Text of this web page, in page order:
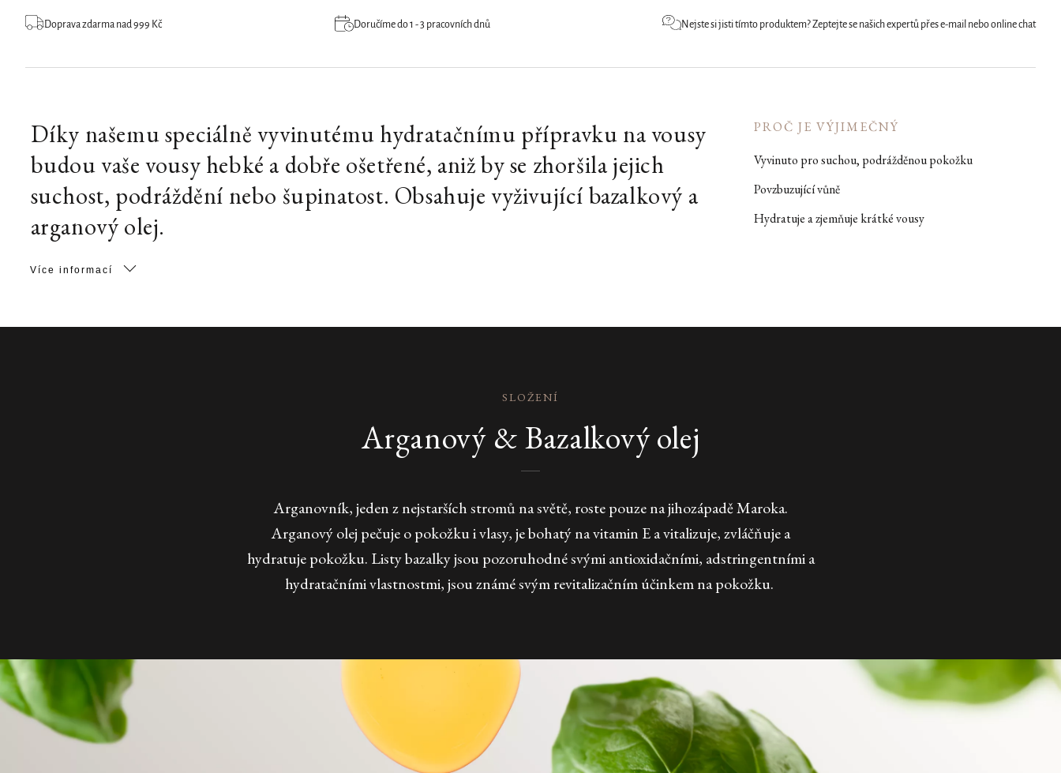
Doprava zdarma nad 999 Kč Doručíme do 1 - 3 pracovních dnů Nejste si jisti tímto produktem? Zeptejte se našich expertů přes e-mail nebo online chat
Díky našemu speciálně vyvinutému hydratačnímu přípravku na vousy
budou vaše vousy hebké a dobře ošetřené, aniž by se zhoršila jejich
suchost, podráždění nebo šupinatost. Obsahuje vyživující bazalkový a
arganový olej.
PROČ JE VÝJIMEČNÝ
Vyvinuto pro suchou, podrážděnou pokožku
Povzbuzující vůně
Hydratuje a zjemňuje krátké vousy
Více informací
SLOŽENÍ
Arganový & Bazalkový olej
Arganovník, jeden z nejstarších stromů na světě, roste pouze na jihozápadě Maroka.
Arganový olej pečuje o pokožku i vlasy, je bohatý na vitamin E a vitalizuje, zvláčňuje a
hydratuje pokožku. Listy bazalky jsou pozoruhodné svými antioxidačními, adstringentními a
hydratačními vlastnostmi, jsou známé svým revitalizačním účinkem na pokožku.